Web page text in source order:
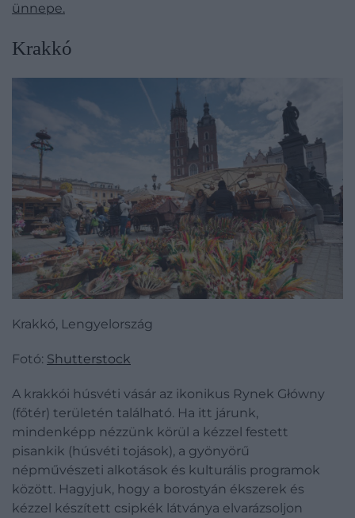
ünnepe.
​Krakkó
Krakkó, Lengyelország
Fotó: Shutterstock
A krakkói húsvéti vásár az ikonikus Rynek Główny
(főtér) területén található. Ha itt járunk,
mindenképp nézzünk körül a kézzel festett
pisankik (húsvéti tojások), a gyönyörű
népművészeti alkotások és kulturális programok
között. Hagyjuk, hogy a borostyán ékszerek és
kézzel készített csipkék látványa elvarázsoljon